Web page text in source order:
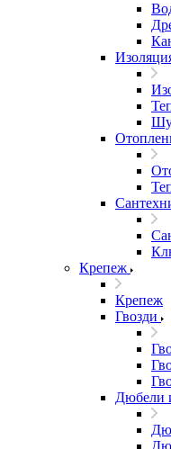
Крепеж
Крепеж
Гвозди
Дюбели